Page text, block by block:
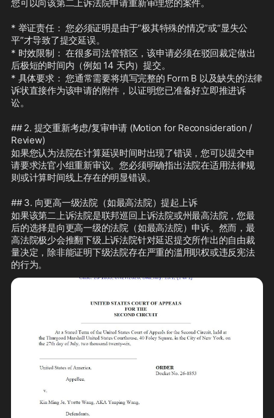
您可以向该第二上诉法院申请重新审理您的案件。
* 举证责任： 您必须证明是由于“极其特殊的情况”或“显失公
平”才导致了提交延误。
* 时效限制： 在很多司法管辖区，该申请必须在驳回裁定做出
后极短的时间内（例如 14 天内）提交。
* 具体要求： 您通常需要将填写完整的 Form B 以及缺失的法律
诉状直接作为该申请的附件，以证明您已准备好立即推进诉
讼。
## 2. 提交重新考虑/复审申请 (Motion for Reconsideration /
Review)
如果您认为法院在计算延误时间时出现了错误，您可以提交申
请要求法官小组重新审议。您必须明确指出法院在适用法律规
则或计算时间线上存在的明显错误。
## 3. 向更高一级法院（如最高法院）提起上诉
如果该第二上诉法院是联邦巡回上诉法院或州最高法院，您最
后的选择是向更高一级的法院（如最高法院）申诉。然而，最
高法院极少会推翻下级上诉法院针对延迟提交所作出的自由裁
量决定，除非能证明下级法院存在严重的滥用职权或违反宪法
的行为。